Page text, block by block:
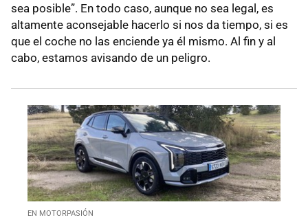
sea posible”. En todo caso, aunque no sea legal, es
altamente aconsejable hacerlo si nos da tiempo, si es
que el coche no las enciende ya él mismo. Al fin y al
cabo, estamos avisando de un peligro.
EN MOTORPASIÓN